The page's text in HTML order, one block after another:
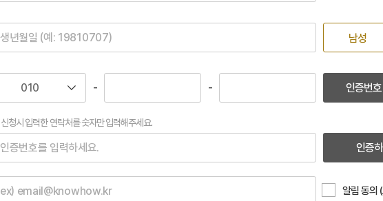
남성
- - 인증번
신청시 입력한 연락처를 숫자만 입력해주세요.
인증하
알림 동의